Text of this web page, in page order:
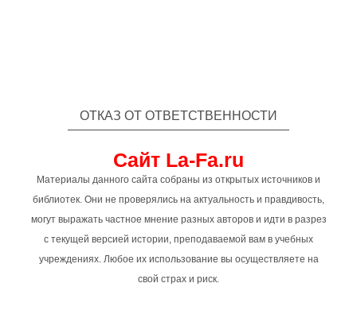
ОТКАЗ ОТ ОТВЕТСТВЕННОСТИ
Сайт La-Fa.ru
Материалы данного сайта собраны из открытых источников и
библиотек. Они не проверялись на актуальность и правдивость,
могут выражать частное мнение разных авторов и идти в разрез
с текущей версией истории, преподаваемой вам в учебных
учреждениях. Любое их использование вы осуществляете на
свой страх и риск.